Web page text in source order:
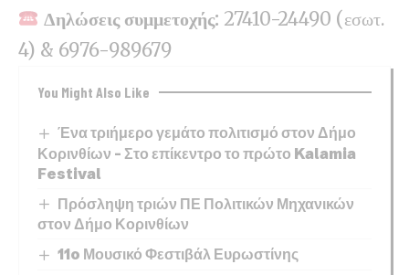
Δηλώσεις συμμετοχής: 27410-24490 (εσωτ.
4) & 6976-989679
You Might Also Like
Ένα τριήμερο γεμάτο πολιτισμό στον Δήμο
Κορινθίων – Στο επίκεντρο το πρώτο Kalamia
Festival
Πρόσληψη τριών ΠΕ Πολιτικών Μηχανικών
στον Δήμο Κορινθίων
11o Μουσικό Φεστιβάλ Ευρωστίνης